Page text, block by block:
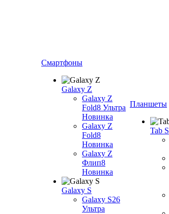
Смартфоны
Galaxy Z
Galaxy Z
Fold8 Ультра
Новинка
Galaxy Z
Fold8
Новинка
Galaxy Z
Флип8
Новинка
Galaxy S
Galaxy S26
Ультра
Планшеты
Tab S